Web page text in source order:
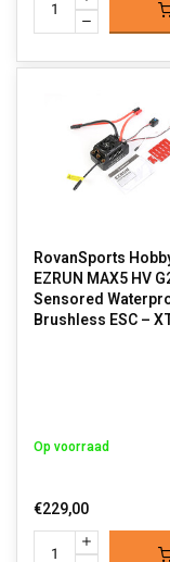
RovanSports
EZRUN MAX5 HV
Sensored
Brushless ESC –
Op voorraad
€229,00